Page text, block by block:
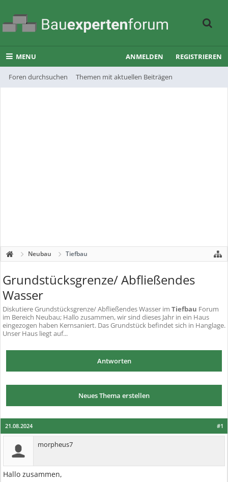
MENU
Foren durchsuchen Themen mit aktuellen Beiträgen
ANMELDEN REGISTRIEREN
Neubau Tiefbau
Grundstücksgrenze/ Abfließendes
Wasser
DiskutiereGrundstücksgrenze/ Abfließendes Wasser im Tiefbau Forum
im Bereich Neubau; Hallo zusammen, wir sind dieses Jahr in ein Haus
eingezogen haben Kernsaniert. Das Grundstück befindet sich in Hanglage.
Unser Haus liegt auf...
Antworten
Neues Thema erstellen
#1
21.08.2024
morpheus7
Hallo zusammen,